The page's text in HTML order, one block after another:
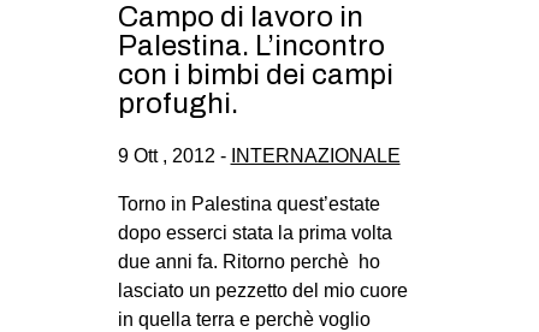
Campo di lavoro in
Palestina. L’incontro
con i bimbi dei campi
profughi.
9 Ott , 2012 - INTERNAZIONALE
Torno in Palestina quest’estate
dopo esserci stata la prima volta
due anni fa. Ritorno perchè ho
lasciato un pezzetto del mio cuore
in quella terra e perchè voglio